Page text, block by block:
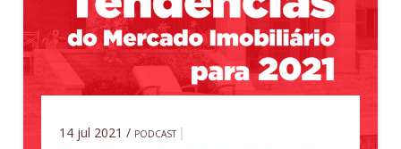
14 jul 2021 / PODCAST